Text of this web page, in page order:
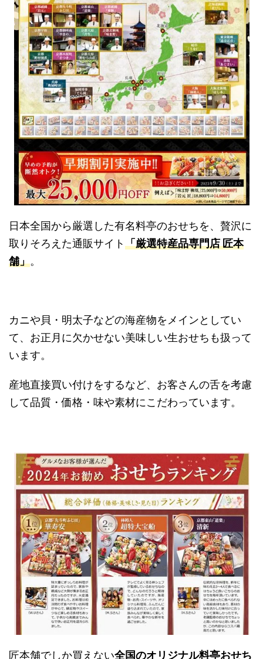
日本全国から厳選した有名料亭のおせちを、贅沢に
取りそろえた通販サイト「厳選特産品専門店 匠本
舗」。
カニや貝・明太子などの海産物をメインとしてい
て、お正月に欠かせない美味しい生おせちも扱って
います。
産地直接買い付けをするなど、お客さんの舌を考慮
して品質・価格・味や素材にこだわっています。
匠本舗でしか買えない全国のオリジナル料亭おせち